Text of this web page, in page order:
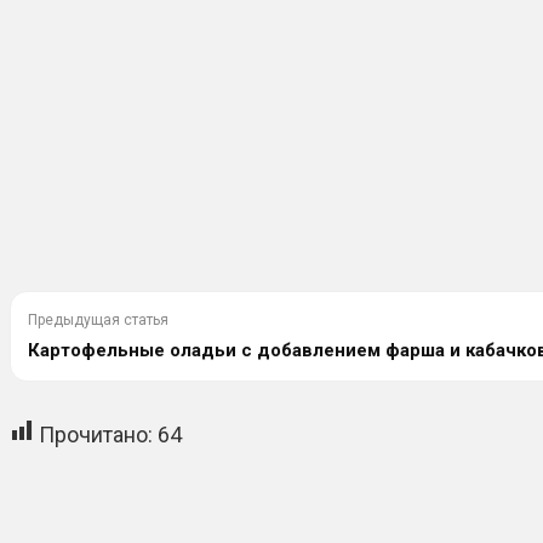
Предыдущая статья
Картофельные оладьи с добавлением фарша и
Прочитано: 64